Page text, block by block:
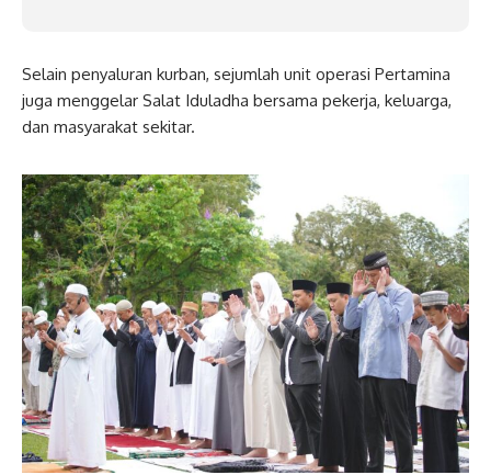
Selain penyaluran kurban, sejumlah unit operasi Pertamina
juga menggelar Salat Iduladha bersama pekerja, keluarga,
dan masyarakat sekitar.